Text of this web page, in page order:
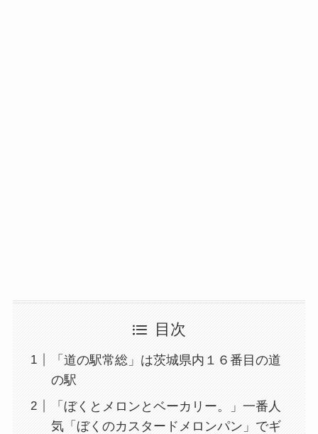
目次
「道の駅常総」は茨城県内１６番目の道
の駅
「ぼくとメロンとベーカリー。」一番人
気「ぼくのカスタードメロンパン」でギ